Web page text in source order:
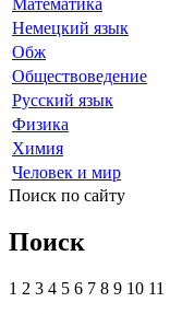
Немецкий язык
Обж
Обществоведение
Русский язык
Физика
Химия
Человек и мир
Поиск по сайту
Поиск
1 2 3 4 5 6 7 8 9 10 11